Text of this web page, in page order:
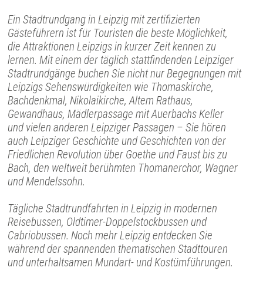
Ein Stadtrundgang in Leipzig mit zertifizierten
Gästeführern ist für Touristen die beste Möglichkeit,
die Attraktionen Leipzigs in kurzer Zeit kennen zu
lernen. Mit einem der täglich stattfindenden Leipziger
Stadtrundgänge buchen Sie nicht nur Begegnungen mit
Leipzigs Sehenswürdigkeiten wie Thomaskirche,
Bachdenkmal, Nikolaikirche, Altem Rathaus,
Gewandhaus, Mädlerpassage mit Auerbachs Keller
und vielen anderen Leipziger Passagen – Sie hören
auch Leipziger Geschichte und Geschichten von der
Friedlichen Revolution über Goethe und Faust bis zu
Bach, den weltweit berühmten Thomanerchor, Wagner
und Mendelssohn.
Tägliche Stadtrundfahrten in Leipzig in modernen
Reisebussen, Oldtimer-Doppelstockbussen und
Cabriobussen. Noch mehr Leipzig entdecken Sie
während der spannenden thematischen Stadttouren
und unterhaltsamen Mundart- und Kostümführungen.